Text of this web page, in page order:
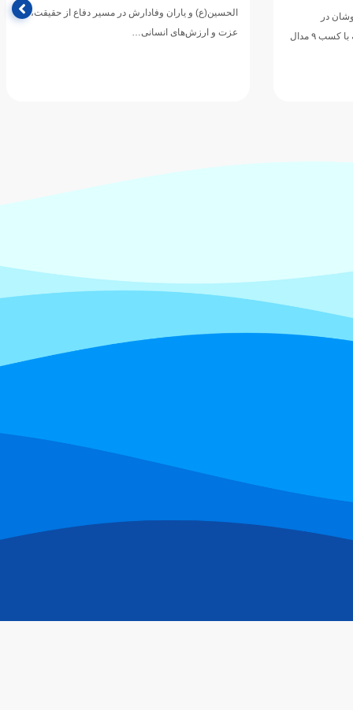
در
مسابقات رده‌های سنی قهرمانی آسیا که با کسب ۹ مدال
الحسین(ع) و یاران وفادارش در مسیر دفاع از حقیقت،
عزت و ارزش‌های انسانی…